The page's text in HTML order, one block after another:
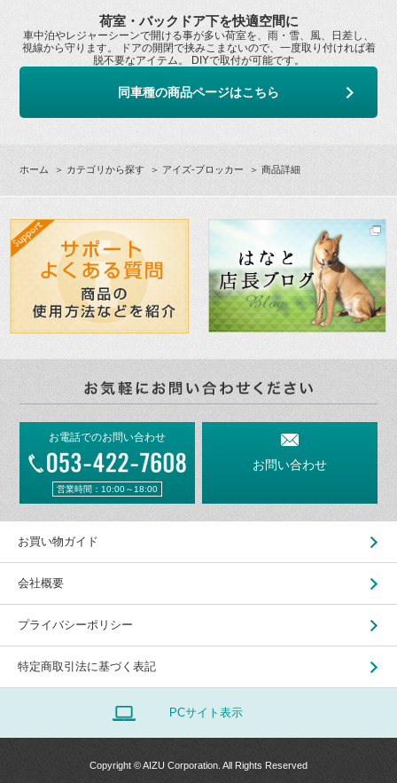
荷室・バックドア下を快適空間に
車中泊やレジャーシーンで開ける事が多い荷室を、雨・雪、風、日差し、
視線から守ります。 ドアの開閉で挟みこまないので、一度取り付ければ着
脱不要なアイテム。 DIYで取付が可能です。
同車種の商品ページはこちら
ホーム ＞ カテゴリから探す ＞ アイズ-ブロッカー ＞ 商品詳細
お電話でのお問い合わせ
営業時間：10:00～18:00
お問い合わせ
お買い物ガイド
会社概要
プライバシーポリシー
特定商取引法に基づく表記
PCサイト表示
Copyright © AIZU Corporation. All Rights Reserved